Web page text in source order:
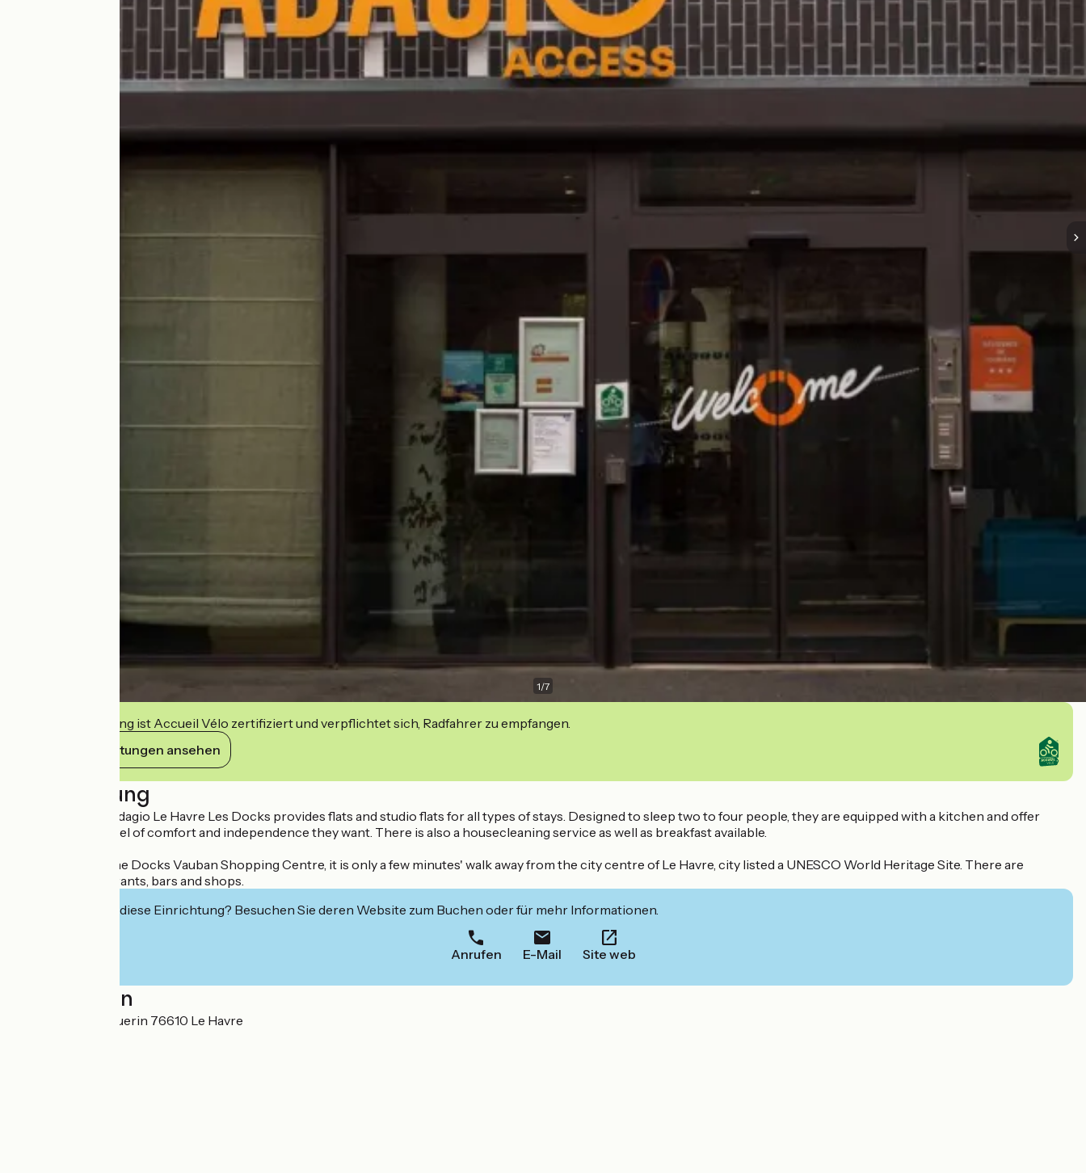
1/7
Diese Einrichtung ist Accueil Vélo zertifiziert und verpflichtet sich, Radfahrer zu empfangen.
Ihre Verpflichtungen ansehen
Beschreibung
The Aparthotel Adagio Le Havre Les Docks provides flats and studio flats for all types of stays. Designed to sleep two to four people, they are equipped with a kitchen and offer
customers the level of comfort and independence they want. There is also a housecleaning service as well as breakfast available.
Located behind the Docks Vauban Shopping Centre, it is only a few minutes' walk away from the city centre of Le Havre, city listed a UNESCO World Heritage Site. There are
numerous restaurants, bars and shops.
Interessiert Sie diese Einrichtung? Besuchen Sie deren Website zum Buchen oder für mehr Informationen.
Anrufen E-Mail Site web
Localisation
66 rue Aviateur Guerin 76610 Le Havre